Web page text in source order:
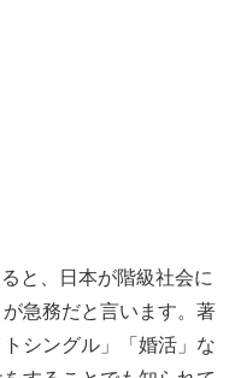
ると、日本が階級社会に
急務だと言います。著
シングル」「婚活」な